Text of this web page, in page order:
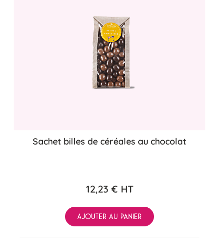
Sachet billes de céréales au chocolat
12,23 €HT
AJOUTER AU PANIER